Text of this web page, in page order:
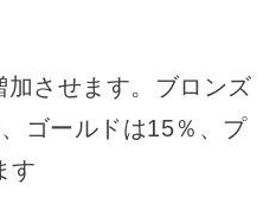
させます。ブロンズ
ゴールドは15％、プ
す